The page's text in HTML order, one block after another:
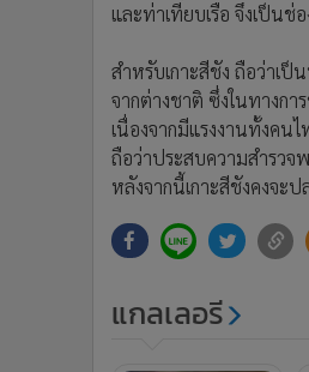
และท่าเทียบเรือ จึงเป็นช่
สำหรับเกาะสีชัง ถือว่าเป็
จากต่างชาติ ซึ่งในทางกา
เนื่องจากมีแรงงานทั้งคน
ถือว่าประสบความสำรวจ
หลังจากนี้เกาะสีชังคงจะ
แกลเลอรี